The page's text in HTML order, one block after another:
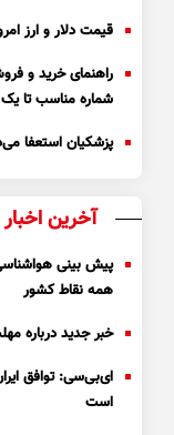
قیمت دلار و ارز امروز یکشنبه ۱۱
راهنمای خرید و
شماره مناسب تا
پزشکیان استعفا
آخرین اخبار
پیش بینی
همه نقاط کشور
خبر جدید درباره
است